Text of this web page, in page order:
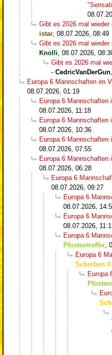
Gibt es 2026 mal
istar 08.07.2026, 08:49
Gibt es 2026 mal
Knolli 08.07.2026,
Gibt es 2026 mal
- CedricVanDerGun
Europa 6 Mannschaften im
08.07.2026, 01:19
Europa 6 Mannschaften
08.07.2026, 11:18
Europa 6 Mannschaften
08.07.2026, 10:36
Europa 6 Mannschaften
08.07.2026, 07:55
Europa 6 Mannschaften
08.07.2026, 06:28
Europa 6
08.07.2026, 09:27
Europa 6
08.07.2026,
Europa 6
08.07.2026,
Europa 6
Pfostentreffer
Europa 6
Scherben
Europa